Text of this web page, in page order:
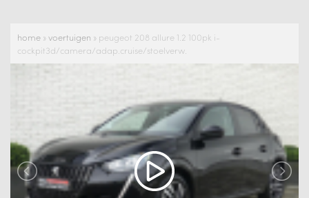
home » voertuigen » peugeot 208 allure 1.2 100pk i-
cockpit3d/camera/adap.cruise/stoelverw.